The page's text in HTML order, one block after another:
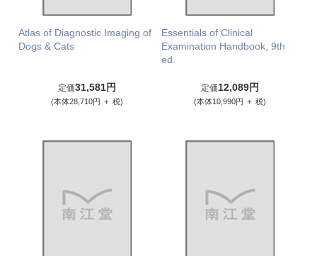
Atlas of Diagnostic Imaging of
Dogs & Cats
定価31,581円
(本体28,710円 ＋ 税)
Essentials of Clinical
Examination Handbook, 9th
ed.
定価12,089円
(本体10,990円 ＋ 税)